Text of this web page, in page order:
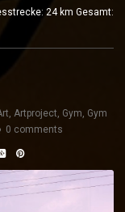
24 km Gesamt:
, Artproject, Gym, Gym
0 comments